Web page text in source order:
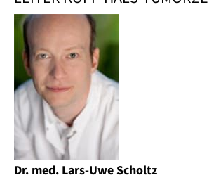
Dr. med. Lars-Uwe Scholtz